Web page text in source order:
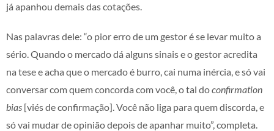
já apanhou demais das cotações.
Nas palavras dele: “o pior erro de um gestor é se levar muito a
sério. Quando o mercado dá alguns sinais e o gestor acredita
na tese e acha que o mercado é burro, cai numa inércia, e só vai
conversar com quem concorda com você, o tal doconfirmation
bias [viés de confirmação]. Você não liga para quem discorda, e
só vai mudar de opinião depois de apanhar muito”, completa.